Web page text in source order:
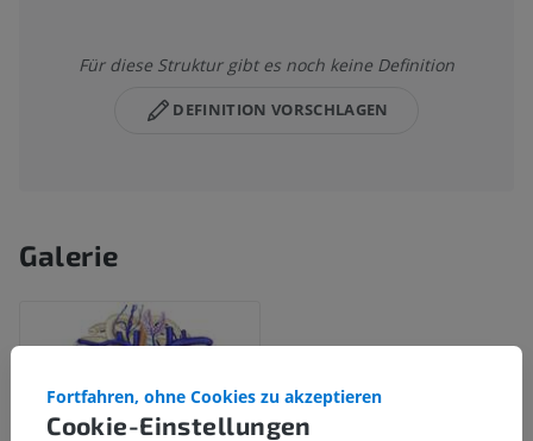
Für diese Struktur gibt es noch keine Definition
DEFINITION VORSCHLAGEN
Galerie
Cookie-Einstellungen
Fortfahren, ohne Cookies zu akzeptieren